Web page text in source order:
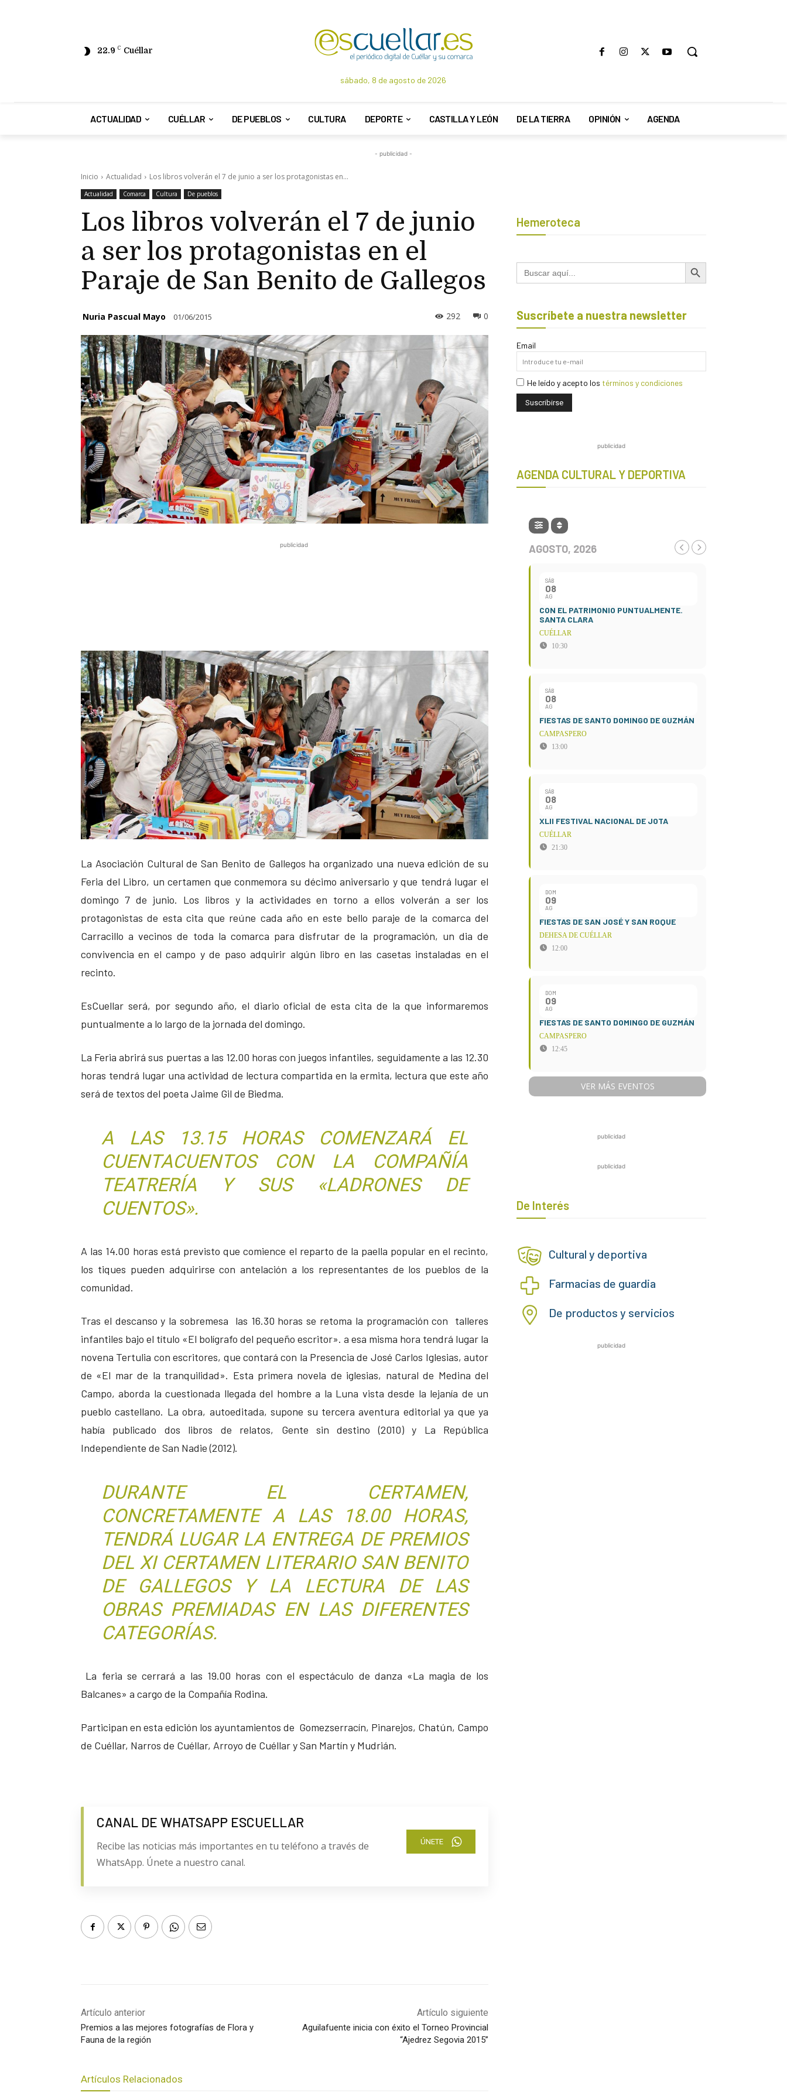
22.9 C Cuéllar
sábado, 8 de agosto de 2026
ACTUALIDAD CUÉLLAR DE PUEBLOS CULTURA DEPORTE CASTILLA Y LEÓN DE LA TIERRA OPINIÓN AGENDA
- publicidad -
Inicio Actualidad Los libros volverán el 7 de junio a ser los protagonistas en...
Actualidad Comarca Cultura De pueblos
Los libros volverán el 7 de junio
a ser los protagonistas en el
Paraje de San Benito de Gallegos
Nuria Pascual Mayo 01/06/2015 0
292
publicidad
La Asociación Cultural de San Benito de Gallegos ha organizado una nueva edición de su
Feria del Libro, un certamen que conmemora su décimo aniversario y que tendrá lugar el
domingo 7 de junio. Los libros y la actividades en torno a ellos volverán a ser los
protagonistas de esta cita que reúne cada año en este bello paraje de la comarca del
Carracillo a vecinos de toda la comarca para disfrutar de la programación, un dia de
convivencia en el campo y de paso adquirir algún libro en las casetas instaladas en el
recinto.
EsCuellar será, por segundo año, el diario oficial de esta cita de la que informaremos
puntualmente a lo largo de la jornada del domingo.
La Feria abrirá sus puertas a las 12.00 horas con juegos infantiles, seguidamente a las 12.30
horas tendrá lugar una actividad de lectura compartida en la ermita, lectura que este año
será de textos del poeta Jaime Gil de Biedma.
A LAS 13.15 HORAS COMENZARÁ EL
CUENTACUENTOS CON LA COMPAÑÍA
TEATRERÍA Y SUS «LADRONES DE
CUENTOS».
A las 14.00 horas está previsto que comience el reparto de la paella popular en el recinto,
los tiques pueden adquirirse con antelación a los representantes de los pueblos de la
comunidad.
Tras el descanso y la sobremesa las 16.30 horas se retoma la programación con talleres
infantiles bajo el título «El bolígrafo del pequeño escritor». a esa misma hora tendrá lugar la
novena Tertulia con escritores, que contará con la Presencia de José Carlos Iglesias, autor
de «El mar de la tranquilidad». Esta primera novela de iglesias, natural de Medina del
Campo, aborda la cuestionada llegada del hombre a la Luna vista desde la lejanía de un
pueblo castellano. La obra, autoeditada, supone su tercera aventura editorial ya que ya
había publicado dos libros de relatos, Gente sin destino (2010) y La República
Independiente de San Nadie (2012).
DURANTE EL CERTAMEN,
CONCRETAMENTE A LAS 18.00 HORAS,
TENDRÁ LUGAR LA ENTREGA DE PREMIOS
DEL XI CERTAMEN LITERARIO SAN BENITO
DE GALLEGOS Y LA LECTURA DE LAS
OBRAS PREMIADAS EN LAS DIFERENTES
CATEGORÍAS.
La feria se cerrará a las 19.00 horas con el espectáculo de danza «La magia de los
Balcanes» a cargo de la Compañía Rodina.
Participan en esta edición los ayuntamientos de Gomezserracín, Pinarejos, Chatún, Campo
de Cuéllar, Narros de Cuéllar, Arroyo de Cuéllar y San Martín y Mudrián.
CANAL DE WHATSAPP ESCUELLAR
Recibe las noticias más importantes en tu teléfono a través de
WhatsApp. Únete a nuestro canal.
ÚNETE
Artículo anterior
Premios a las mejores fotografías de Flora y
Fauna de la región
Artículo siguiente
Aguilafuente inicia con éxito el Torneo Provincial
“Ajedrez Segovia 2015”
Artículos Relacionados
Hemeroteca
Buscar: Botón de búsqueda
Suscríbete a nuestra newsletter
Email
He leído y acepto los términos y condiciones
publicidad
AGENDA CULTURAL Y DEPORTIVA
AGOSTO, 2026
SÁB
08
AG
CON EL PATRIMONIO PUNTUALMENTE.
SANTA CLARA
CUÉLLAR
10:30
SÁB
08
AG
FIESTAS DE SANTO DOMINGO DE GUZMÁN
CAMPASPERO
13:00
SÁB
08
AG
XLII FESTIVAL NACIONAL DE JOTA
CUÉLLAR
21:30
DOM
09
AG
FIESTAS DE SAN JOSÉ Y SAN ROQUE
DEHESA DE CUÉLLAR
12:00
DOM
09
AG
FIESTAS DE SANTO DOMINGO DE GUZMÁN
CAMPASPERO
12:45
VER MÁS EVENTOS
publicidad
publicidad
De Interés
Cultural y deportiva
Farmacias de guardia
De productos y servicios
publicidad